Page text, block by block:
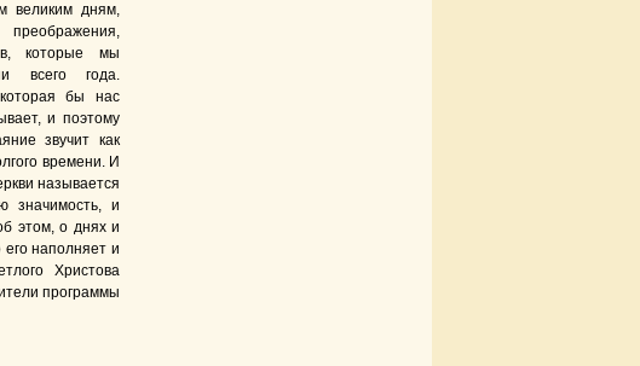
великим дням,
которые мы
всего года.
бы нас
и поэтому
звучит как
времени. И
называется
значимость, и
этом, о днях и
наполняет и
Христова
программы